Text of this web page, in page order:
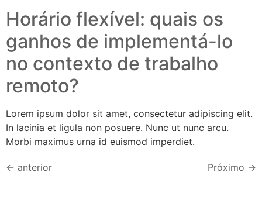
Horário flexível: quais os
ganhos de implementá-lo
no contexto de trabalho
remoto?
Lorem ipsum dolor sit amet, consectetur adipiscing elit.
In lacinia et ligula non posuere. Nunc ut nunc arcu.
Morbi maximus urna id euismod imperdiet.
← anterior Próximo →